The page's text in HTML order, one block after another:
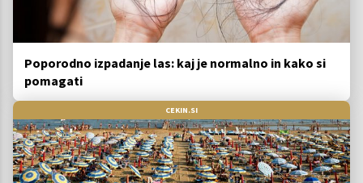
Poporodno izpadanje las: kaj je normalno in kako si
pomagati
CEKIN.SI